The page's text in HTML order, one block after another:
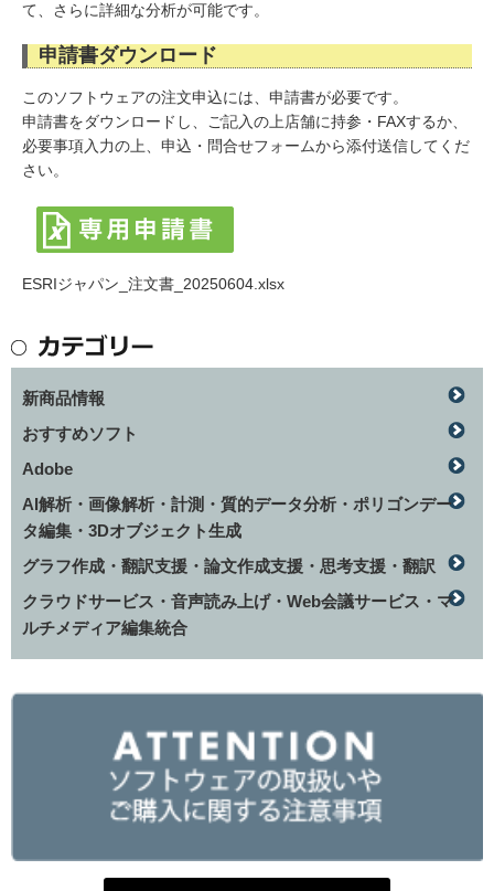
て、さらに詳細な分析が可能です。
申請書ダウンロード
このソフトウェアの注文申込には、申請書が必要です。
申請書をダウンロードし、ご記入の上店舗に持参・FAXするか、
必要事項入力の上、申込・問合せフォームから添付送信してくだ
さい。
ESRIジャパン_注文書_20250604.xlsx
新商品情報
おすすめソフト
Adobe
AI解析・画像解析・計測・質的データ分析・ポリゴンデー
タ編集・3Dオブジェクト生成
グラフ作成・翻訳支援・論文作成支援・思考支援・翻訳
クラウドサービス・音声読み上げ・Web会議サービス・マ
ルチメディア編集統合